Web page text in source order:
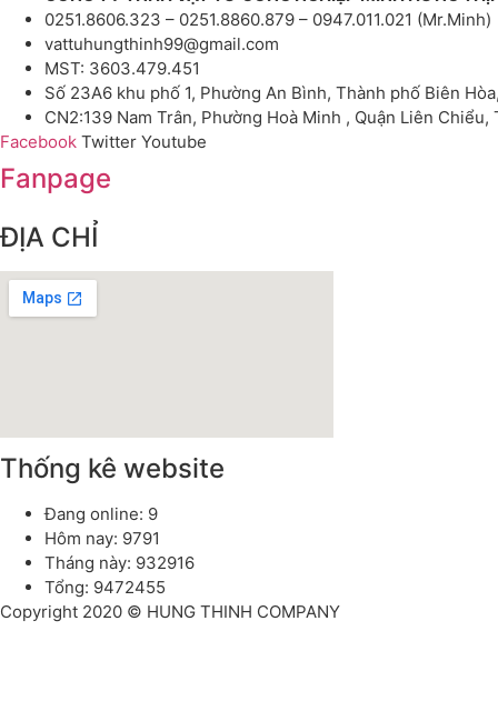
0251.8606.323 – 0251.8860.879 – 0947.011.021 (Mr.Minh)
vattuhungthinh99@gmail.com
MST: 3603.479.451
Số 23A6 khu phố 1, Phường An Bình, Thành phố Biên
CN2:139 Nam Trân, Phường Hoà Minh , Quận Liên Chiểu,
Facebook Twitter Youtube
Fanpage
ĐỊA CHỈ
Thống kê website
Đang online: 9
Hôm nay: 9791
Tháng này: 932916
Tổng: 9472455
Copyright 2020 © HUNG THINH COMPANY